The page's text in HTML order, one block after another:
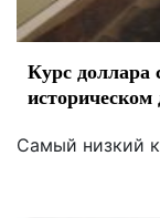
Курс доллара
историческом
Самый низкий